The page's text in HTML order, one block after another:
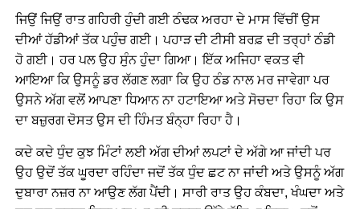
ਜਿਉਂ ਜਿਉਂ ਰਾਤ ਗਹਿਰੀ ਹੁੰਦੀ ਗਈ ਠੰਢਕ ਅਰਹਾ ਦੇ ਮਾਸ ਵਿੱਚੀਂ ਉਸ
ਦੀਆਂ ਹੱਡੀਆਂ ਤੱਕ ਪਹੁੰਚ ਗਈ। ਪਹਾੜ ਦੀ ਟੀਸੀ ਬਰਫ਼ ਦੀ ਤਰ੍ਹਾਂ ਠੰਡੀ
ਹੋ ਗਈ। ਹਰ ਪਲ ਉਹ ਸੁੰਨ ਹੁੰਦਾ ਗਿਆ। ਇੱਕ ਅਜਿਹਾ ਵਕਤ ਵੀ
ਆਇਆ ਕਿ ਉਸਨੂੰ ਡਰ ਲੱਗਣ ਲਗਾ ਕਿ ਉਹ ਠੰਡ ਨਾਲ ਮਰ ਜਾਵੇਗਾ ਪਰ
ਉਸਨੇ ਅੱਗ ਵਲੋਂ ਆਪਣਾ ਧਿਆਨ ਨਾ ਹਟਾਇਆ ਅਤੇ ਸੋਚਦਾ ਰਿਹਾ ਕਿ ਉਸ
ਦਾ ਬਜ਼ੁਰਗ ਦੋਸਤ ਉਸ ਦੀ ਹਿੰਮਤ ਬੰਨ੍ਹਾ ਰਿਹਾ ਹੈ।
ਕਦੇ ਕਦੇ ਧੁੰਦ ਕੁਝ ਮਿੰਟਾਂ ਲਈ ਅੱਗ ਦੀਆਂ ਲਪਟਾਂ ਦੇ ਅੱਗੇ ਆ ਜਾਂਦੀ ਪਰ
ਉਹ ਉਦੋਂ ਤੱਕ ਘੂਰਦਾ ਰਹਿੰਦਾ ਜਦੋਂ ਤੱਕ ਧੁੰਦ ਛਟ ਨਾ ਜਾਂਦੀ ਅਤੇ ਉਸਨੂੰ ਅੱਗ
ਦੁਬਾਰਾ ਨਜ਼ਰ ਨਾ ਆਉਣ ਲੱਗ ਪੈਂਦੀ। ਸਾਰੀ ਰਾਤ ਉਹ ਕੰਬਦਾ, ਖੰਘਦਾ ਅਤੇ